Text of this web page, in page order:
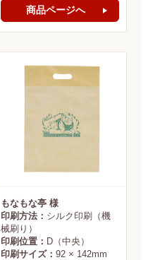
商品ページへ
もなもな亭 様
印刷方法： シルク印刷（機
械刷り）
印刷位置： D（中央）
印刷サイズ： 92 × 142mm